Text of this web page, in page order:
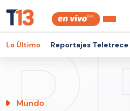
Lo Último Reportajes Teletrece
Mundo